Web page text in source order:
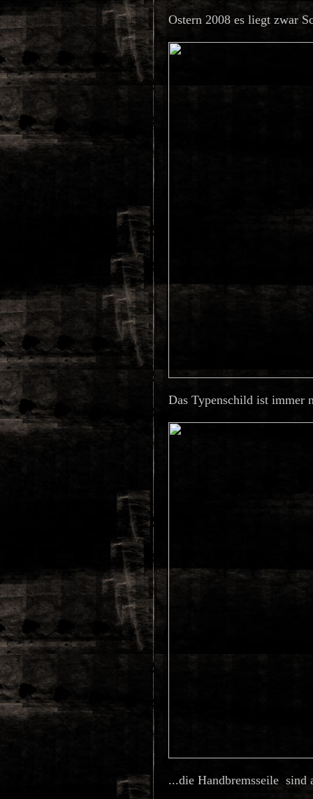
Ostern 2008 es liegt zwar
Das Typenschild ist immer
...die Handbremsseile sind